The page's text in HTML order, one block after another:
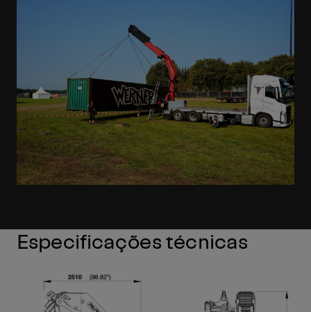
Especificações técnicas